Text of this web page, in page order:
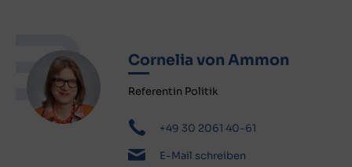
Cornelia von Ammon
Referentin Politik
+49 30 2061 40-61
E-Mail schreiben